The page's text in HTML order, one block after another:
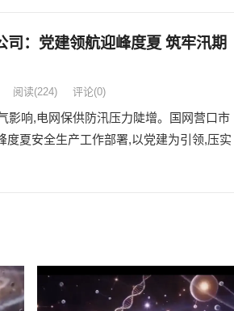
司：党建领航迎峰度夏 筑牢汛期
阅读(224) 评论(0)
影响,电网保供防汛压力陡增。国网营口市
度夏安全生产工作部署,以党建为引领,压实